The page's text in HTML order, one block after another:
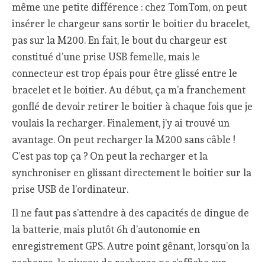
même une petite différence : chez TomTom, on peut
insérer le chargeur sans sortir le boitier du bracelet,
pas sur la M200. En fait, le bout du chargeur est
constitué d’une prise USB femelle, mais le
connecteur est trop épais pour être glissé entre le
bracelet et le boitier. Au début, ça m’a franchement
gonflé de devoir retirer le boitier à chaque fois que je
voulais la recharger. Finalement, j’y ai trouvé un
avantage. On peut recharger la M200 sans câble !
C’est pas top ça ? On peut la recharger et la
synchroniser en glissant directement le boitier sur la
prise USB de l’ordinateur.
Il ne faut pas s’attendre à des capacités de dingue de
la batterie, mais plutôt 6h d’autonomie en
enregistrement GPS. Autre point gênant, lorsqu’on la